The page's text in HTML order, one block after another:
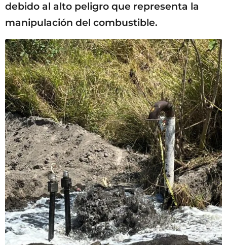
debido al alto peligro que representa la
manipulación del combustible.